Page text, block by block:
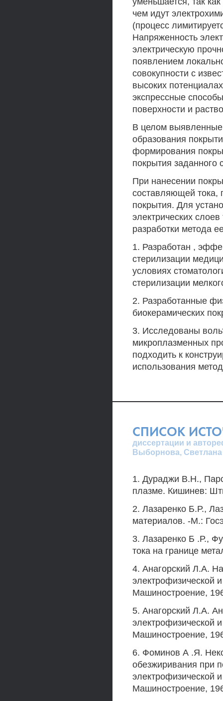
чем идут
(процесс
Напряженность
электрическую
появлением
совокупности с
высоких
экспрессные
поверхности и
В целом выявленные
образования
формирования
покрытия заданного
При нанесении
составляющей тока,
покрытия. Для
электрических
разработки метода
1. Разработан ,
стерилизации
условиях
стерилизации
2. Разработанные
биокерамических
3. Исследованы
микроплазменных
подходить к
использования
СПИСОК
диссертации и
Выборнова,
1. Дураджи В.Н.,
плазме. Кишинев:
2. Лазаренко Б.Р.,
материалов. -М.:
3. Лазаренко Б .Р.,
тока на границе
4. Анагорский Л.А.
электрофизической
Машиностроение,
5. Анагорский Л.А.
электрофизической
Машиностроение,
6. Фоминов А .Я.
обезжиривания при
электрофизической
Машиностроение,